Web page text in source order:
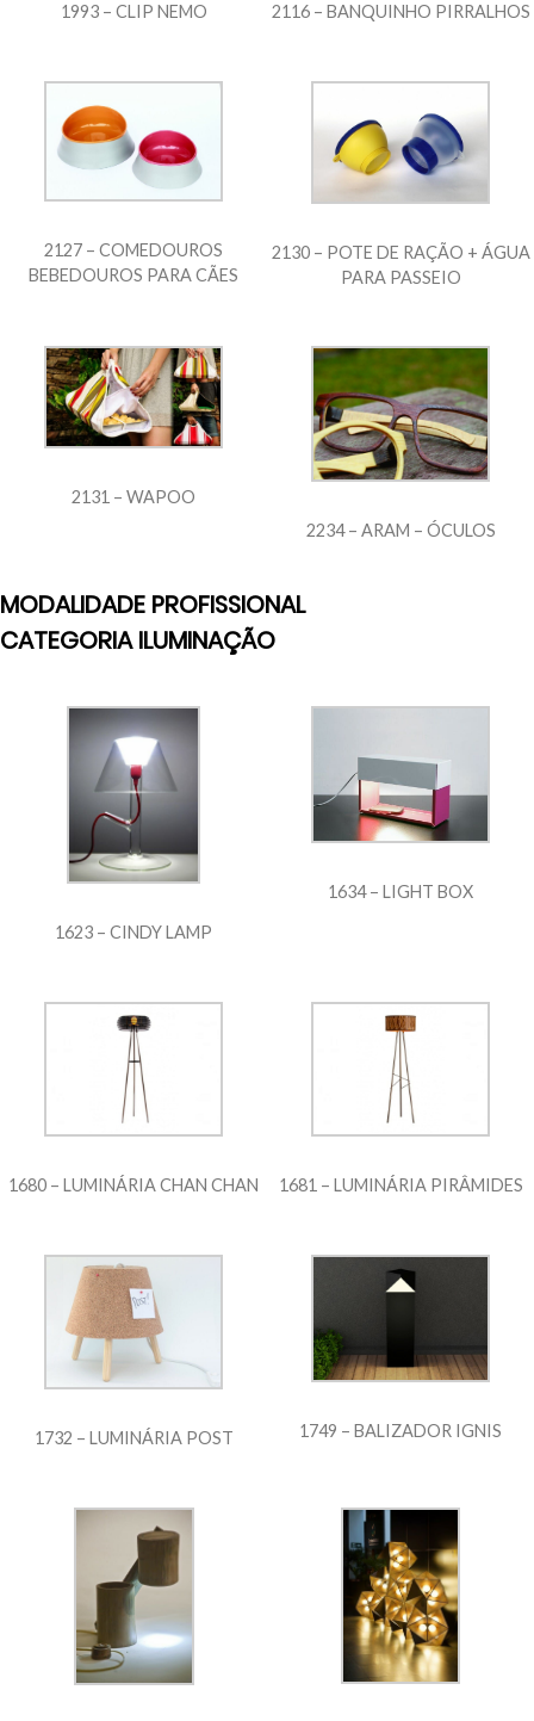
1993 – CLIP NEMO 2116 – BANQUINHO PIRRALHOS
2127 – COMEDOUROS
BEBEDOUROS PARA CÃES
2130 – POTE DE RAÇÃO + ÁGUA
PARA PASSEIO
2131 – WAPOO
2234 – ARAM – ÓCULOS
MODALIDADE PROFISSIONAL
CATEGORIA ILUMINAÇÃO
1623 – CINDY LAMP
1634 – LIGHT BOX
1680 – LUMINÁRIA CHAN CHAN 1681 – LUMINÁRIA PIRÂMIDES
1732 – LUMINÁRIA POST 1749 – BALIZADOR IGNIS